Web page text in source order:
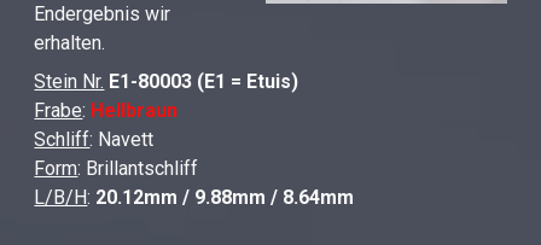
Endergebnis wir
erhalten.
Stein Nr. E1-80003 (E1 = Etuis)
Frabe: Hellbraun
Schliff: Navett
Form: Brillantschliff
L/B/H: 20.12mm / 9.88mm / 8.64mm